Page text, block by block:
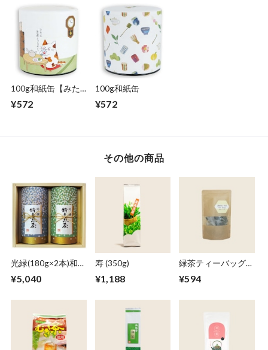
100g和紙缶【みた
らしちゃん】
¥572
100g和紙缶
¥572
その他の商品
光緑(180g×2本)和紙
¥5,040
寿 (350g)
¥1,188
緑茶ティーバッグ
¥594